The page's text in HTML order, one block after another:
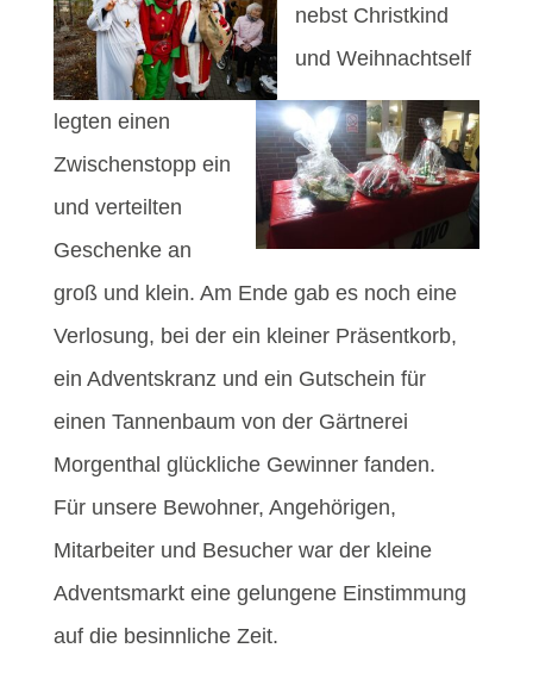
nebst Christkind
und Weihnachtself
legten einen
Zwischenstopp ein
und verteilten
Geschenke an
groß und klein. Am Ende gab es noch eine
Verlosung, bei der ein kleiner Präsentkorb,
ein Adventskranz und ein Gutschein für
einen Tannenbaum von der Gärtnerei
Morgenthal glückliche Gewinner fanden.
Für unsere Bewohner, Angehörigen,
Mitarbeiter und Besucher war der kleine
Adventsmarkt eine gelungene Einstimmung
auf die besinnliche Zeit.